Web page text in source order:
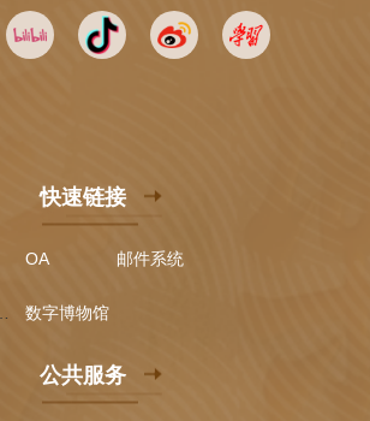
快速链接
OA 邮件系统
数字博物馆
公共服务